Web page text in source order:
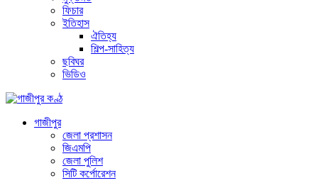
ফিচার
ইতিহাস
ঐতিহ্য
শিল্প-সাহিত্য
ছবিঘর
ভিডিও
গাজীপুর
জেলা প্রশাসন
জিএমপি
জেলা পুলিশ
সিটি কর্পোরেশন